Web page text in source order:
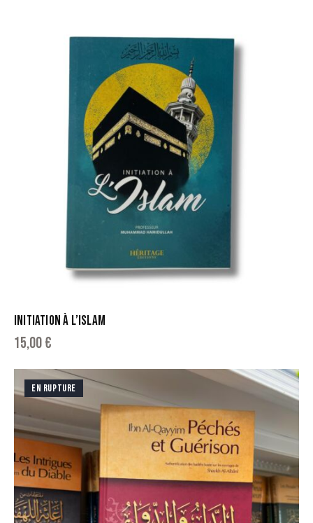
INITIATION À L’ISLAM
15,00€
EN RUPTURE